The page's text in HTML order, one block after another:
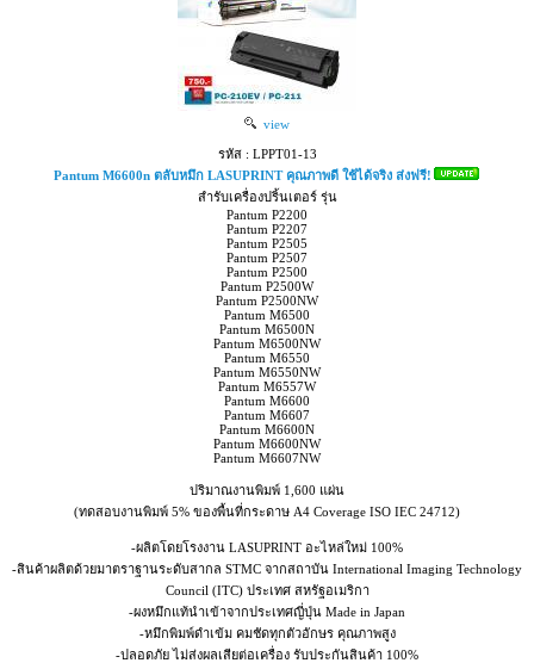
view
รหัส : LPPT01-13
Pantum M6600n ตลับหมึก LASUPRINT คุณภาพดี ใช้ได้จริง ส่งฟรี!
สำรับเครื่องปริ้นเตอร์ รุ่น
Pantum P2200
Pantum P2207
Pantum P2505
Pantum P2507
Pantum P2500
Pantum P2500W
Pantum P2500NW
Pantum M6500
Pantum M6500N
Pantum M6500NW
Pantum M6550
Pantum M6550NW
Pantum M6557W
Pantum M6600
Pantum M6607
Pantum M6600N
Pantum M6600NW
Pantum M6607NW
ปริมาณงานพิมพ์ 1,600 แผ่น
(ทดสอบงานพิมพ์ 5% ของพื้นที่กระดาษ A4 Coverage ISO IEC 24712)
-ผลิตโดยโรงงาน LASUPRINT อะไหล่ใหม่ 100%
-สินค้าผลิตด้วยมาตราฐานระดับสากล STMC จากสถาบัน International Imaging Technology
Council (ITC) ประเทศ สหรัฐอเมริกา
-ผงหมึกแท้นำเข้าจากประเทศญี่ปุ่น Made in Japan
-หมึกพิมพ์ดำเข้ม คมชัดทุกตัวอักษร คุณภาพสูง
-ปลอดภัย ไม่ส่งผลเสียต่อเครื่อง รับประกันสินค้า 100%